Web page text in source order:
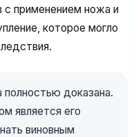
с применением ножа и
которое могло
доказана.
является его
виновным